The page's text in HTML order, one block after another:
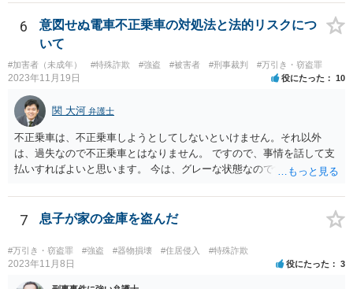
という状況が具体的にどんなものであるかで答えが変わってくるかと
思います。 なお、もし好奇心から架空の質問をしたのではなく、ご自
身の実際の経験をもとにご質問されているのであれば、公開のインタ
された方が良いとは思います。
6
意図せぬ電車不正乗車の対処法と法的リスクにつ
いて
#加害者（未成年） #特殊詐欺 #強盗 #被害者 #刑事裁判 #万引き・窃盗罪
2023年11月19日 役にたった 10
関 大河 弁護士
不正乗車は、不正乗車しようとしてしないといけません。それ以外
は、過失なので不正乗車とはなりません。 ですので、事情を話して支
払いすればよいと思います。 今は、グレーな状態なのです。払うつも
道会社が不正乗車されたと判断しなければ不正乗車が確定しません。
したがって、事情を話しして金銭を払えばよいのです。払おうとする
が来る可能性はあるのでしょう。最近はアイシーカードや監視カメラ
から本人特定もできるでしょうし。 結論、払いに行けば助かる可能性
が高い。不安なら、先に近場の弁護士に相談に行くとよいでしょう。
7 息子が家の金庫を盗んだ
#万引き・窃盗罪 #強盗 #器物損壊 #住居侵入 #特殊詐欺
2023年11月8日 役にたった 3